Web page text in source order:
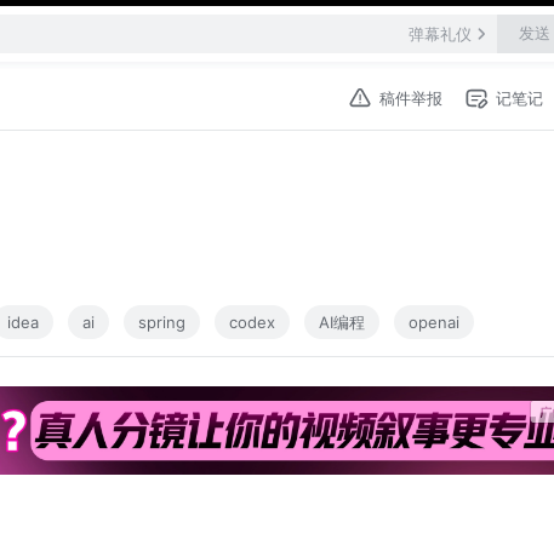
弹幕礼仪 发送
稿件举报 记笔记
idea ai spring codex AI编程 openai